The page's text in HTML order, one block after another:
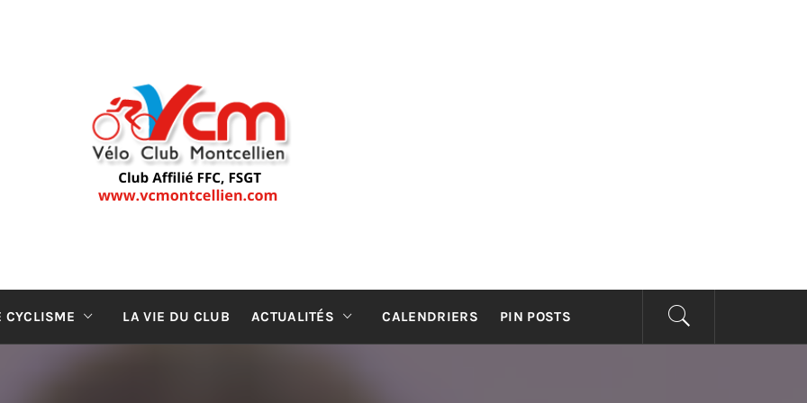
MONTCELLIEN
de cyclisme de Montceau-les-Mines (depuis 1956)
CYCLISME LA VIE DU CLUB ACTUALITÉS CALENDRIERS PIN POSTS